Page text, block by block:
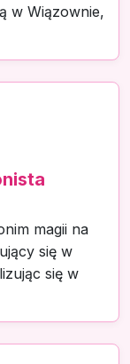
w Wiązownie,
magii na
się w
się w